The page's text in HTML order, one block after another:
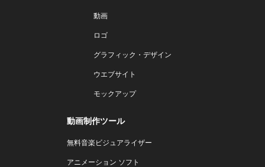
動画
ロゴ
グラフィック・デザイン
ウエブサイト
モックアップ
動画制作ツール
無料音楽ビジュアライザー
アニメーション ソフト